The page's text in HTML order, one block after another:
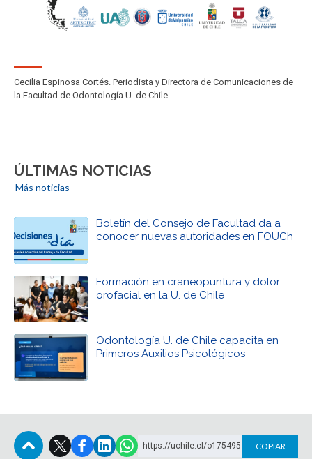
Cecilia Espinosa Cortés. Periodista y Directora de Comunicaciones de
la Facultad de Odontología U. de Chile.
ÚLTIMAS NOTICIAS
Más noticias
Boletín del Consejo de Facultad da a
conocer nuevas autoridades en FOUCh
Formación en craneopuntura y dolor
orofacial en la U. de Chile
Odontología U. de Chile capacita en
Primeros Auxilios Psicológicos
https://uchile.cl/o175495 COPIAR